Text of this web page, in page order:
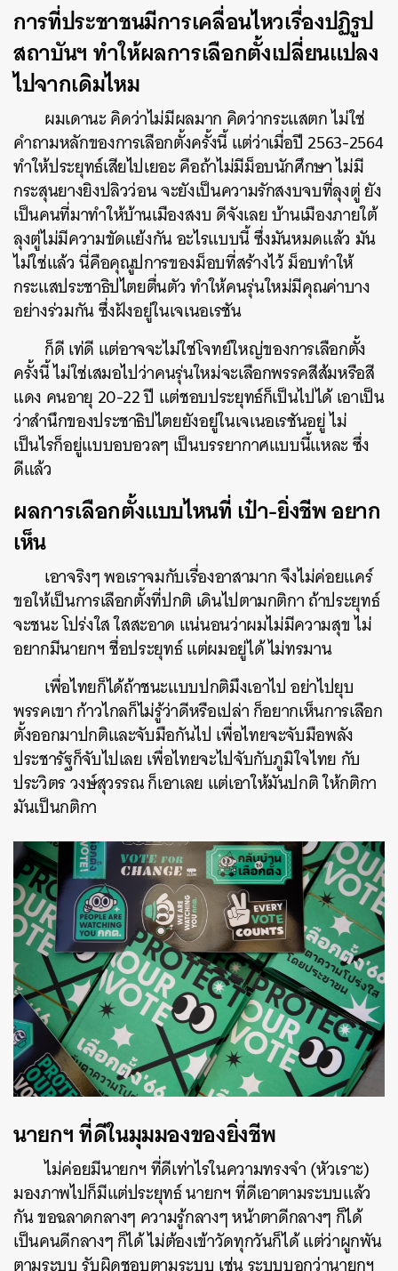
การที่ประชาชนมีการเคลื่อนไหวเรื่องปฏิรูป
สถาบันฯ ทำให้ผลการเลือกตั้งเปลี่ยนแปลง
ไปจากเดิมไหม
ผมเดานะ คิดว่าไม่มีผลมาก คิดว่ากระแสตก ไม่ใช่
คำถามหลักของการเลือกตั้งครั้งนี้ แต่ว่าเมื่อปี 2563-2564
ทำให้ประยุทธ์เสียไปเยอะ คือถ้าไม่มีม็อบนักศึกษา ไม่มี
กระสุนยางยิงปลิวว่อน จะยังเป็นความรักสงบจบที่ลุงตู่ ยัง
เป็นคนที่มาทำให้บ้านเมืองสงบ ดีจังเลย บ้านเมืองภายใต้
ลุงตู่ไม่มีความขัดแย้งกัน อะไรแบบนี้ ซึ่งมันหมดแล้ว มัน
ไม่ใช่แล้ว นี่คือคุณูปการของม็อบที่สร้างไว้ ม็อบทำให้
กระแสประชาธิปไตยตื่นตัว ทำให้คนรุ่นใหม่มีคุณค่าบาง
อย่างร่วมกัน ซึ่งฝังอยู่ในเจเนอเรชัน
ก็ดี เท่ดี แต่อาจจะไม่ใช่โจทย์ใหญ่ของการเลือกตั้ง
ครั้งนี้ ไม่ใช่เสมอไปว่าคนรุ่นใหม่จะเลือกพรรคสีส้มหรือสี
แดง คนอายุ 20-22 ปี แต่ชอบประยุทธ์ก็เป็นไปได้ เอาเป็น
ว่าสำนึกของประชาธิปไตยยังอยู่ในเจเนอเรชันอยู่ ไม่
เป็นไรก็อยู่แบบอบอวลๆ เป็นบรรยากาศแบบนี้แหละ ซึ่ง
ดีแล้ว
ผลการเลือกตั้งแบบไหนที่ เป๋า-ยิ่งชีพ อยาก
เห็น
เอาจริงๆ พอเราจมกับเรื่องอาสามาก จึงไม่ค่อยแคร์
ขอให้เป็นการเลือกตั้งที่ปกติ เดินไปตามกติกา ถ้าประยุทธ์
จะชนะ โปร่งใส ใสสะอาด แน่นอนว่าผมไม่มีความสุข ไม่
อยากมีนายกฯ ชื่อประยุทธ์ แต่ผมอยู่ได้ ไม่ทรมาน
เพื่อไทยก็ได้ถ้าชนะแบบปกติมึงเอาไป อย่าไปยุบ
พรรคเขา ก้าวไกลก็ไม่รู้ว่าดีหรือเปล่า ก็อยากเห็นการเลือก
ตั้งออกมาปกติและจับมือกันไป เพื่อไทยจะจับมือพลัง
ประชารัฐก็จับไปเลย เพื่อไทยจะไปจับกับภูมิใจไทย กับ
ประวิตร วงษ์สุวรรณก็เอาเลย แต่เอาให้มันปกติ ให้กติกา
มันเป็นกติกา
นายกฯ ที่ดีในมุมมองของยิ่งชีพ
ไม่ค่อยมีนายกฯ ที่ดีเท่าไรในความทรงจำ (หัวเราะ)
มองภาพไปก็มีแต่ประยุทธ์ นายกฯ ที่ดีเอาตามระบบแล้ว
กัน ขอฉลาดกลางๆ ความรู้กลางๆ หน้าตาดีกลางๆ ก็ได้
เป็นคนดีกลางๆ ก็ได้ ไม่ต้องเข้าวัดทุกวันก็ได้ แต่ว่าผูกพัน